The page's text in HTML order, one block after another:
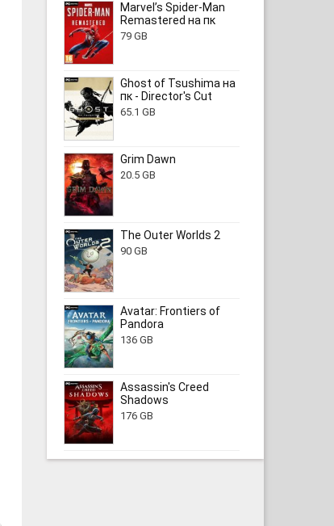
Marvel’s Spider-Man
Remastered на пк
79 GB
Ghost of Tsushima на
пк - Director's Cut
65.1 GB
Grim Dawn
20.5 GB
The Outer Worlds 2
90 GB
Avatar: Frontiers of
Pandora
136 GB
Assassin's Creed
Shadows
176 GB